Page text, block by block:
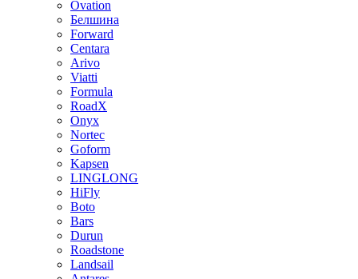
Ovation
Белшина
Forward
Centara
Arivo
Viatti
Formula
RoadX
Onyx
Nortec
Goform
Kapsen
LINGLONG
HiFly
Boto
Bars
Durun
Roadstone
Landsail